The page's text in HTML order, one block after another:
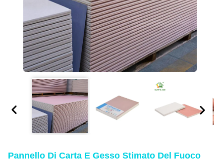
Pannello Di Carta E Gesso Stimato Del Fuoco